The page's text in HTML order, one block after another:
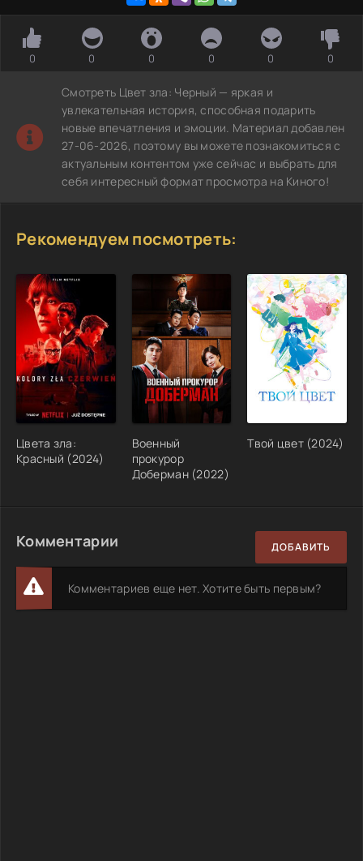
0 0 0 0 0 0
Смотреть Цвет зла: Черный — яркая и
увлекательная история, способная подарить
новые впечатления и эмоции. Материал добавлен
27-06-2026, поэтому вы можете познакомиться с
актуальным контентом уже сейчас и выбрать для
себя интересный формат просмотра на Киного!
Рекомендуем посмотреть:
Цвета зла:
Красный (2024)
Военный
прокурор
Доберман (2022)
Твой цвет (2024)
Комментарии ДОБАВИТЬ
Комментариев еще нет. Хотите быть первым?